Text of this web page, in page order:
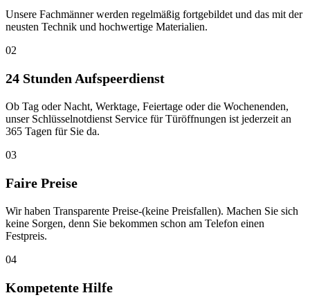
Unsere Fachmänner werden regelmäßig fortgebildet und das mit der
neusten Technik und hochwertige Materialien.
02
24 Stunden Aufspeerdienst
Ob Tag oder Nacht, Werktage, Feiertage oder die Wochenenden,
unser Schlüsselnotdienst Service für Türöffnungen ist jederzeit an
365 Tagen für Sie da.
03
Faire Preise
Wir haben Transparente Preise-(keine Preisfallen). Machen Sie sich
keine Sorgen, denn Sie bekommen schon am Telefon einen
Festpreis.
04
Kompetente Hilfe